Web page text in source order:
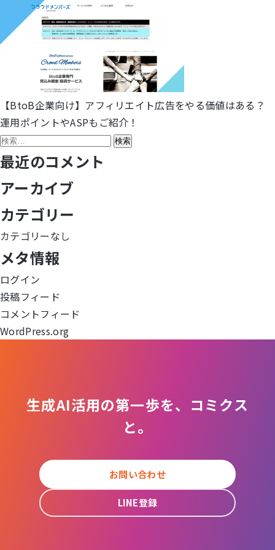
投
稿
ナ
ビ
ゲ
ー
シ
ョ
ン
【BtoB企業向け】アフィリエイト広告をやる価値はある？
運用ポイントやASPもご紹介！
検
索:
最近のコメント
アーカイブ
カテゴリー
カテゴリーなし
メタ情報
ログイン
投稿フィード
コメントフィード
WordPress.org
生成AI活用の第一歩を、コミクス
と。
お問い合わせ
LINE登録